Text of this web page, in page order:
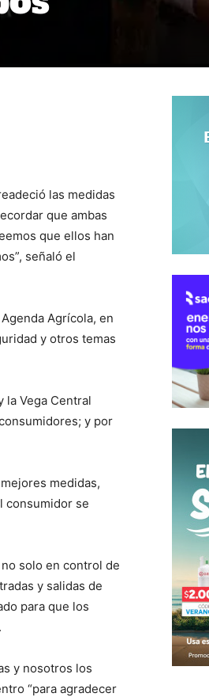
las medidas
que ambas
que ellos han
señaló el
Agrícola, en
y otros temas
la Vega Central
y por
medidas,
consumidor se
solo en control de
y salidas de
para que los
y nosotros los
“para agradecer